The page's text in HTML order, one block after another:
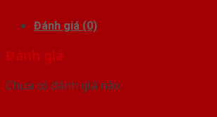
Đánh giá (0)
Đánh giá
Chưa có đánh giá nào.